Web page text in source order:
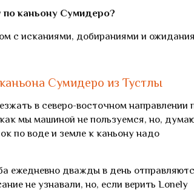
по каньону Сумидеро?
с исканиями, добираниями и
Сумидеро из Тустлы
в северо-восточном направлении
мы машиной не пользуемся, но,
по воде и земле к каньону надо
ежедневно дважды в день
не узнавали, но, если верить Lonely